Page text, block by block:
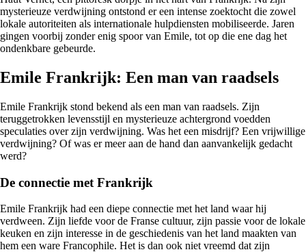
mysterieuze verdwijning ontstond er een intense zoektocht die zowel
lokale autoriteiten als internationale hulpdiensten mobiliseerde. Jaren
gingen voorbij zonder enig spoor van Emile, tot op die ene dag het
ondenkbare gebeurde.
Emile Frankrijk: Een man van raadsels
Emile Frankrijk stond bekend als een man van raadsels. Zijn
teruggetrokken levensstijl en mysterieuze achtergrond voedden
speculaties over zijn verdwijning. Was het een misdrijf? Een vrijwillige
verdwijning? Of was er meer aan de hand dan aanvankelijk gedacht
werd?
De connectie met Frankrijk
Emile Frankrijk had een diepe connectie met het land waar hij
verdween. Zijn liefde voor de Franse cultuur, zijn passie voor de lokale
keuken en zijn interesse in de geschiedenis van het land maakten van
hem een ware Francophile. Het is dan ook niet vreemd dat zijn